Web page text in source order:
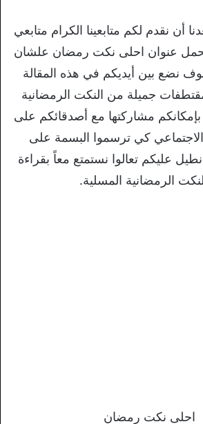
أن نقدم لكم متابعينا الكرام متابعي
عنوان احلى نكت رمضان علشان
نضع بين أيديكم في هذه المقالة
جميلة من النكت الرمضانية
مشاركتها مع أصدقائكم على
كي ترسموا البسمة على
عليكم تعالوا نستمتع معاً بقراءة
الرمضانية المسلية.